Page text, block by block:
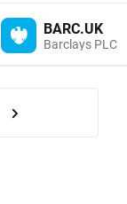
BARC.UK
Barclays PLC